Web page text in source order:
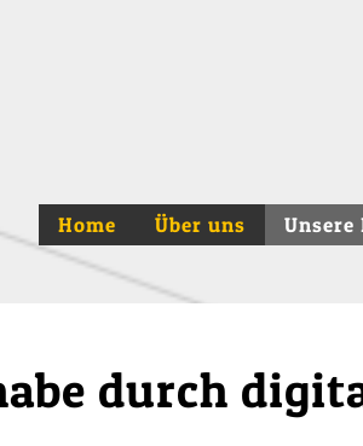
Home Über uns Unsere
durch